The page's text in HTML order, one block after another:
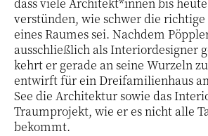
dass viele Architekt*innen bis
verstünden, wie schwer die
eines Raumes sei. Nachdem
ausschließlich als Interiordesigner
kehrt er gerade an seine Wurzeln
entwirft für ein Dreifamilienhaus
See die Architektur sowie das
Traumprojekt, wie er es nicht alle
bekommt.